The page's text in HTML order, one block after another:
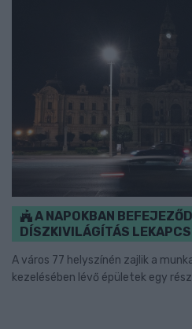
A NAPOKBAN
DÍSZKIVILÁGÍTÁS
A város 77 helyszínén zajlik a
kezelésében lévő épületek egy